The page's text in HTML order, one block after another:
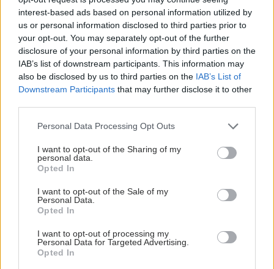
interest-based ads based on personal information utilized by
us or personal information disclosed to third parties prior to
your opt-out. You may separately opt-out of the further
disclosure of your personal information by third parties on the
IAB’s list of downstream participants. This information may
also be disclosed by us to third parties on the IAB’s List of
Downstream Participants that may further disclose it to other
Please note that this website/app uses one or more Google
not limited to your visit or usage behaviour. You may click to
grant or deny consent to Google and its third-party tags to
use your data for below specified purposes in below Google
consent section.
Personal Data Processing Opt Outs
I want to opt-out of the Sharing of my
personal data.
Opted In
I want to opt-out of the Sale of my
Personal Data.
Opted In
I want to opt-out of processing my
Personal Data for Targeted Advertising.
Opted In
Η vegan διατροφή ακόμα και για ένα μήνα, συνδέεται
με χαμηλότερη φλεγμονή και επιβράδυνση της
γήρανσης